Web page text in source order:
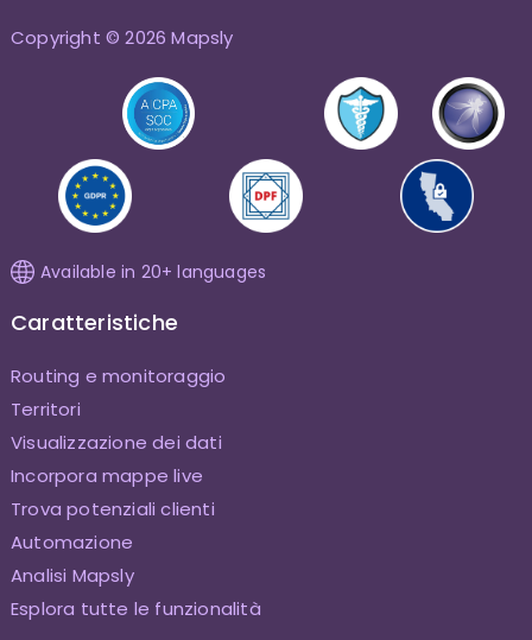
Copyright © 2026 Mapsly
Available in 20+ languages
Caratteristiche
Routing e monitoraggio
Territori
Visualizzazione dei dati
Incorpora mappe live
Trova potenziali clienti
Automazione
Analisi Mapsly
Esplora tutte le funzionalità